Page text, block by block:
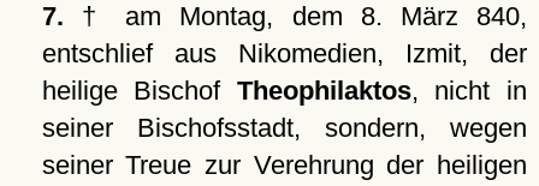
7. † am Montag, dem 8. März 840,
entschlief aus Nikomedien, Izmit, der
heilige Bischof Theophilaktos, nicht in
seiner Bischofsstadt, sondern, wegen
seiner Treue zur Verehrung der heiligen